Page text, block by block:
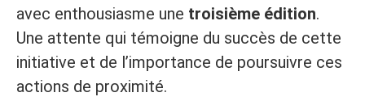
avec enthousiasme une troisième édition.
Une attente qui témoigne du succès de cette
initiative et de l’importance de poursuivre ces
actions de proximité.